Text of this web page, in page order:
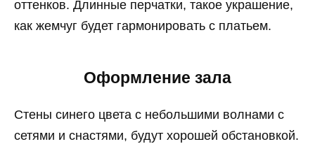
оттенков. Длинные перчатки, такое украшение,
как жемчуг будет гармонировать с платьем.
Оформление зала
Стены синего цвета с небольшими волнами с
сетями и снастями, будут хорошей обстановкой.